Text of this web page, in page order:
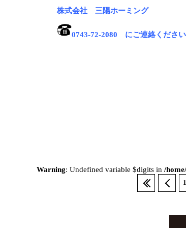
株式会社 三陽ホーミング
0743-72-2080 にご連絡ください
Warning: Undefined variable $digits in /